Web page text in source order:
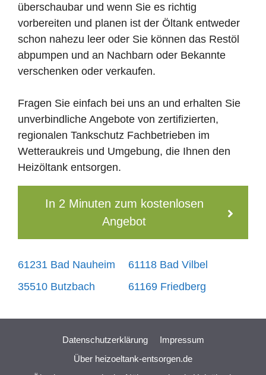
überschaubar und wenn Sie es richtig
vorbereiten und planen ist der Öltank entweder
schon nahezu leer oder Sie können das Restöl
abpumpen und an Nachbarn oder Bekannte
verschenken oder verkaufen.
Fragen Sie einfach bei uns an und erhalten Sie
unverbindliche Angebote von zertifizierten,
regionalen Tankschutz Fachbetrieben im
Wetteraukreis und Umgebung, die Ihnen den
Heizöltank entsorgen.
In 2 Minuten zum kostenlosen
Angebot
61231 Bad Nauheim
61118 Bad Vilbel
35510 Butzbach
61169 Friedberg
Datenschutzerklärung
Impressum
Über heizoeltank-entsorgen.de